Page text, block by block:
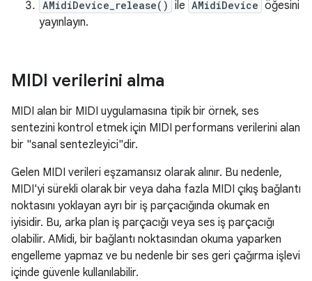
AMidiDevice_release() ile AMidiDevice öğesini
yayınlayın.
MIDI verilerini alma
MIDI alan bir MIDI uygulamasına tipik bir örnek, ses
sentezini kontrol etmek için MIDI performans verilerini alan
bir "sanal sentezleyici"dir.
Gelen MIDI verileri eşzamansız olarak alınır. Bu nedenle,
MIDI'yi sürekli olarak bir veya daha fazla MIDI çıkış bağlantı
noktasını yoklayan ayrı bir iş parçacığında okumak en
iyisidir. Bu, arka plan iş parçacığı veya ses iş parçacığı
olabilir. AMidi, bir bağlantı noktasından okuma yaparken
engelleme yapmaz ve bu nedenle bir ses geri çağırma işlevi
içinde güvenle kullanılabilir.